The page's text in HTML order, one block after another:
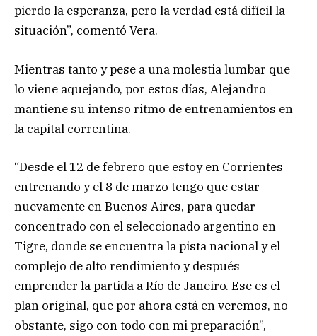
pierdo la esperanza, pero la verdad está difícil la
situación”, comentó Vera.
Mientras tanto y pese a una molestia lumbar que
lo viene aquejando, por estos días, Alejandro
mantiene su intenso ritmo de entrenamientos en
la capital correntina.
“Desde el 12 de febrero que estoy en Corrientes
entrenando y el 8 de marzo tengo que estar
nuevamente en Buenos Aires, para quedar
concentrado con el seleccionado argentino en
Tigre, donde se encuentra la pista nacional y el
complejo de alto rendimiento y después
emprender la partida a Río de Janeiro. Ese es el
plan original, que por ahora está en veremos, no
obstante, sigo con todo con mi preparación”,